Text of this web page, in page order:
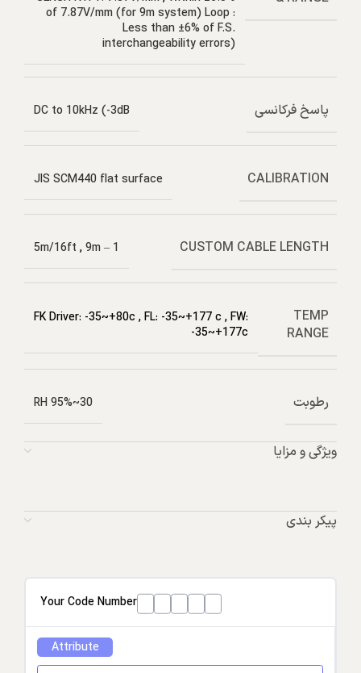
of 7.87V/mm (for 9m system) Loop :
Less than ±6% of F.S.
interchangeability errors)
پاسخ فرکانسی DC to 10kHz (-3dB
CALIBRATION
JIS SCM440 flat surface
CUSTOM CABLE LENGTH
1 – 5m/16ft
,9m
TEMP
RANGE
FK Driver: -35~+80c ,FL: -35~+177 c ,FW:
-35~+177c
رطوبت 30~95% RH
ویژگی و مزایا
پیکر بندی
Your Code Number
Attribute